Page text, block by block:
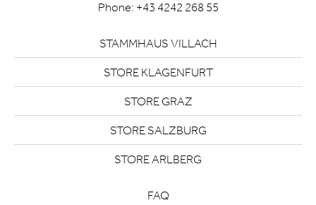
Phone: +43 4242 268 55
STAMMHAUS VILLACH
STORE KLAGENFURT
STORE GRAZ
STORE SALZBURG
STORE ARLBERG
FAQ